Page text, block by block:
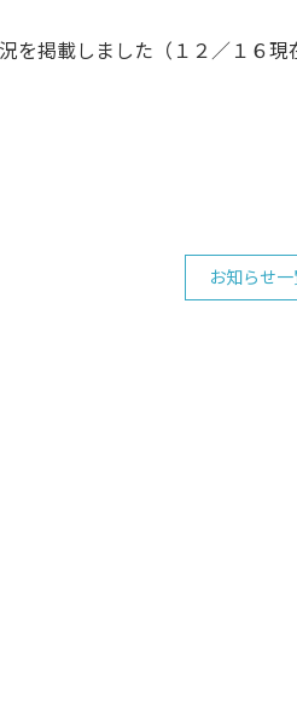
掲載しました（１２／１６現
お知らせ